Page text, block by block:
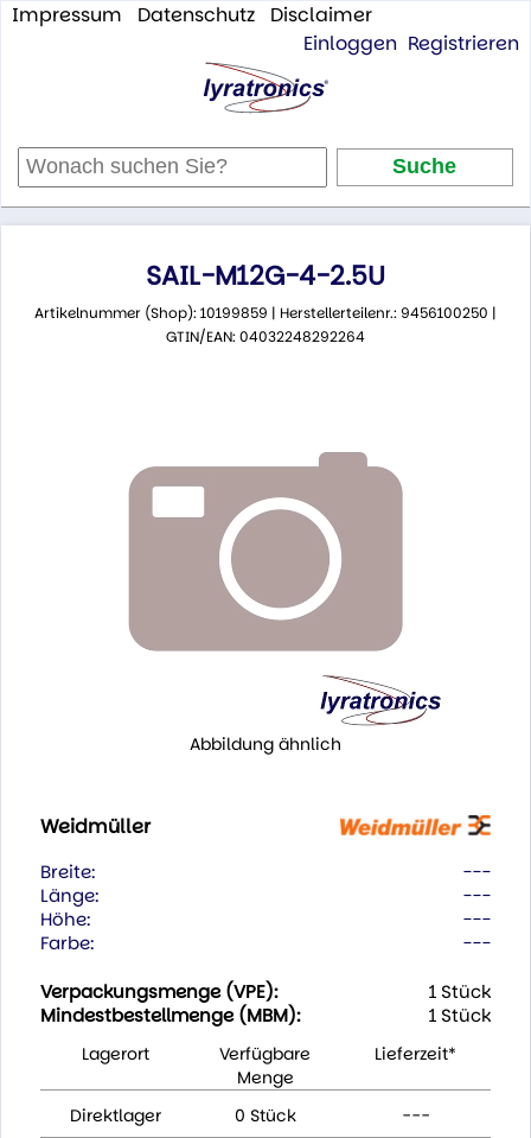
Impressum Datenschutz
Disclaimer
Einloggen Registrieren
SAIL-M12G-4-2.5U
Artikelnummer (Shop): 10199859 | Herstellerteilenr.: 9456100250 |
GTIN/EAN: 04032248292264
Abbildung ähnlich
Weidmüller
Breite:
---
Länge:
---
Höhe:
---
Farbe:
---
Verpackungsmenge (VPE):
1 Stück
Mindestbestellmenge (MBM):
1 Stück
Lagerort
Verfügbare
Menge
Lieferzeit*
Direktlager 0 Stück ---